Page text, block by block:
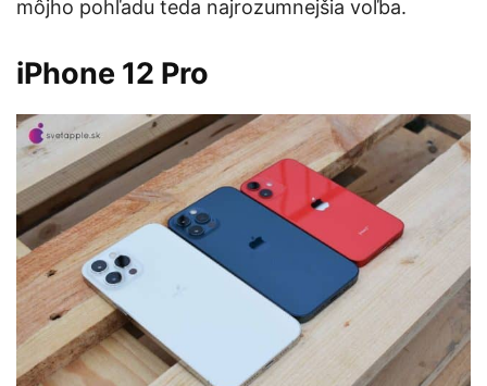
môjho pohľadu teda najrozumnejšia voľba.
iPhone 12 Pro